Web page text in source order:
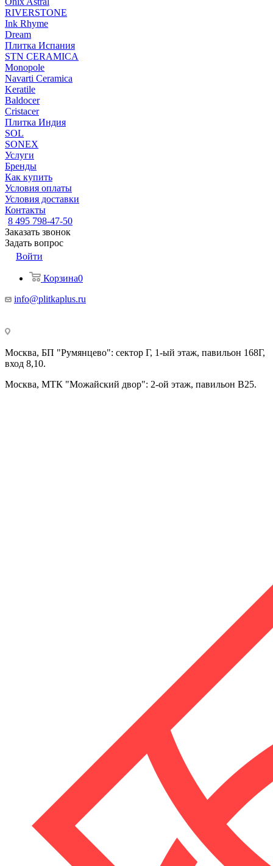
RIVERSTONE
Ink Rhyme
Dream
Плитка Испания
STN CERAMICA
Monopole
Navarti Ceramica
Keratile
Baldocer
Cristacer
Плитка Индия
SOL
SONEX
Услуги
Бренды
Как купить
Условия оплаты
Условия доставки
Контакты
8 495 798-47-50
Заказать звонок
Задать вопрос
Войти
Корзина0
info@plitkaplus.ru
Москва, БП "Румянцево": сектор Г, 1-ый этаж, павильон 168Г,
вход 8,10.
Москва, МТК "Можайский двор": 2-ой этаж, павильон В25.